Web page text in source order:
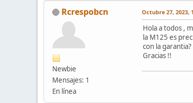
Rcrespobcn
Newbie
Mensajes: 1
En línea
Octubre 27, 2023,
Hola a todos ,
la M125 es
con la
Gracias !!